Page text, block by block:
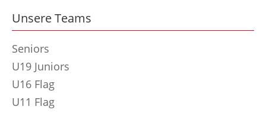
Unsere Teams
Seniors
U19 Juniors
U16 Flag
U11 Flag